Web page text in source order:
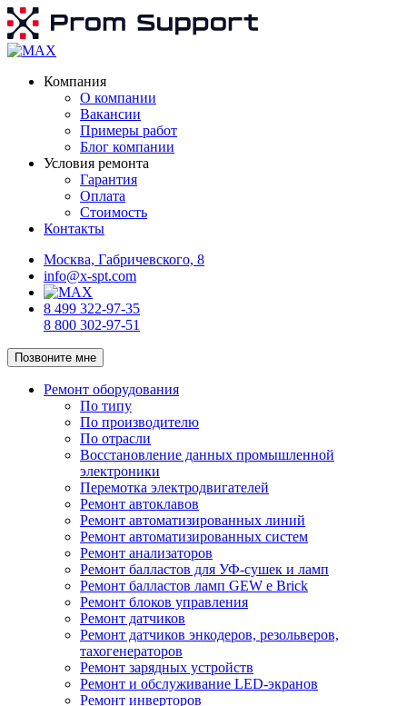
Компания
О компании
Вакансии
Примеры работ
Блог компании
Условия ремонта
Гарантия
Оплата
Стоимость
Контакты
Москва, Габричевского, 8
info@x-spt.com
8 499 322-97-35
8 800 302-97-51
Позвоните мне
Ремонт оборудования
По типу
По производителю
По отрасли
Восстановление данных промышленной
электроники
Перемотка электродвигателей
Ремонт автоклавов
Ремонт автоматизированных линий
Ремонт автоматизированных систем
Ремонт анализаторов
Ремонт балластов для УФ-сушек и ламп
Ремонт балластов ламп GEW e Brick
Ремонт блоков управления
Ремонт датчиков
Ремонт датчиков энкодеров, резольверов,
тахогенераторов
Ремонт зарядных устройств
Ремонт и обслуживание LED-экранов
Ремонт инверторов